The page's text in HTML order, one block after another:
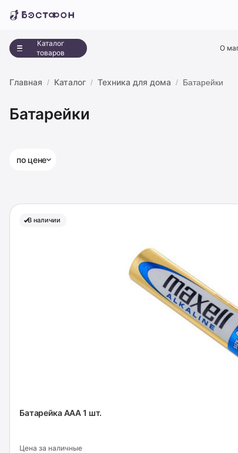
О
Каталог
товаров
Главная Каталог Техника для дома Батарейки
Батарейки
по цене
В наличии
Батарейка AAA 1 шт.
Цена за наличные